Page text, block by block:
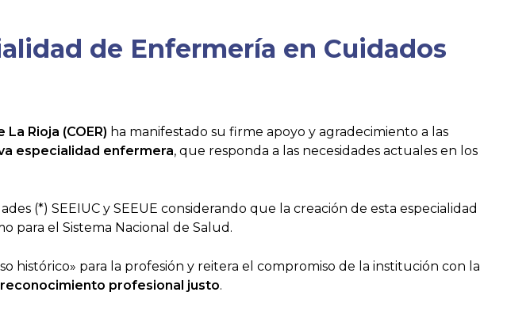
de Enfermería en Cuidados
Rioja (COER) ha manifestado su firme apoyo y agradecimiento a las
especialidad enfermera, que responda a las necesidades actuales en los
(*) SEEIUC y SEEUE considerando que la creación de esta especialidad
para el Sistema Nacional de Salud.
histórico» para la profesión y reitera el compromiso de la institución con la
reconocimiento profesional justo.